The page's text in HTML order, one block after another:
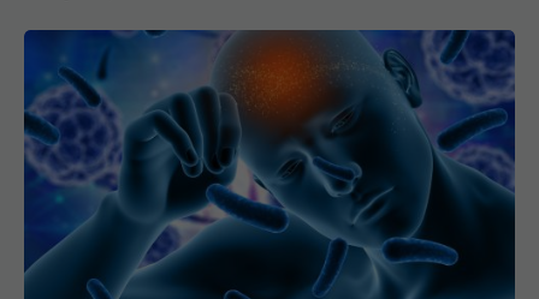
Ce se întâmplă dacă ai avut COVID. Legătura
dură cu AVC și Parkinson
25 aug 2025, 12:58